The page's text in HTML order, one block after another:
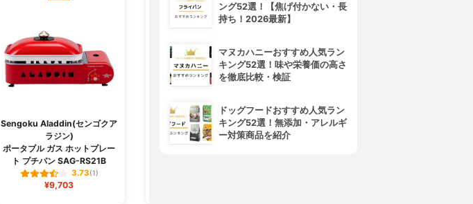
Sengoku Aladdin(センゴクア
ラジン)
ポータブル ガス ホットプレー
ト プチパン SAG-RS21B
3.73(1)
¥9,703
récolte(レコルト)
ポットデュオ フェット RPD-3
タイガー魔法瓶(TIGER)
ング52選！【焦げ付かない・長
持ち！2026最新】
マヌカハニーおすすめ人気ラン
キング52選！味や栄養価の高さ
を徹底比較・検証
ドッグフードおすすめ人気ラン
キング52選！無添加・アレルギ
ー対策商品を紹介